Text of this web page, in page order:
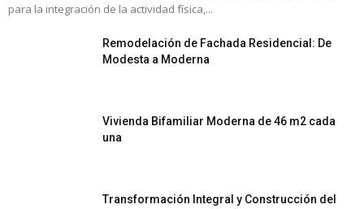
para la integración de la actividad física,...
Remodelación de Fachada Residencial: De
Modesta a Moderna
Vivienda Bifamiliar Moderna de 46 m2 cada
una
Transformación Integral y Construcción del